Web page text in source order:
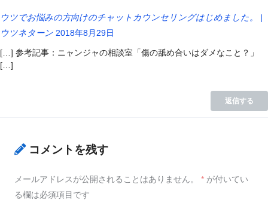
ウツでお悩みの方向けのチャットカウンセリングはじめました。 |
ウツネターン 2018年8月29日
[…] 参考記事：ニャンジャの相談室「傷の舐め合いはダメなこと？」
[…]
返信する
コメントを残す
メールアドレスが公開されることはありません。 * が付いてい
る欄は必須項目です